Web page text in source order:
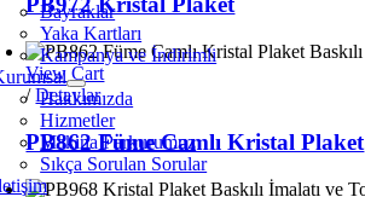
Bayraklar
Yaka Kartları
Kampanya ve İndirimli
Hakkımızda
Hizmetler
Makina Parkurumuz
Sıkça Sorulan Sorular
View Cart
/ Detaylar
PB862 Füme Camlı Kristal Plaket